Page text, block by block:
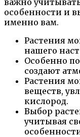
особенности и
именно вам.
Растения
нашего
Особенно
создают
Растения
веществ,
кислород.
Выбор
учитывая